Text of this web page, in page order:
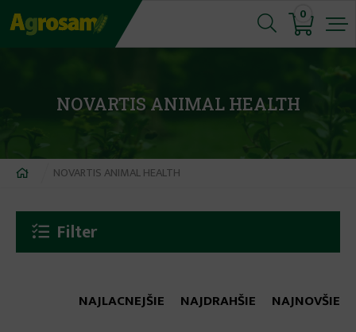
Jump
to
0
NOVARTIS ANIMAL HEALTH
Nachádzate
tu
NOVARTIS ANIMAL HEALTH
Filter
NAJLACNEJŠIE NAJDRAHŠIE NAJNOVŠIE